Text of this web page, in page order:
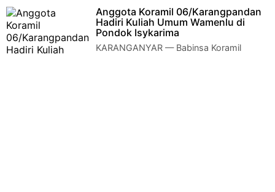
Cawas, Kecamatan Cawas Kabupaten
Klaten, telah dilaksanakan upacara Pembu…
Anggota Koramil 06/Karangpandan
Hadiri Kuliah Umum Wamenlu di
Pondok Isykarima
KARANGANYAR — Babinsa Koramil